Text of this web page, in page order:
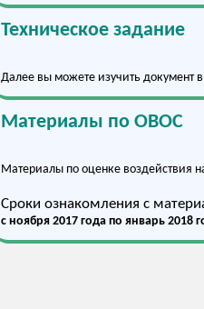
Техническое задание
Далее вы можете изучить документ
Материалы по ОВОС
Материалы по оценке воздействия
Сроки ознакомления с
с ноября 2017 года по январь 2018